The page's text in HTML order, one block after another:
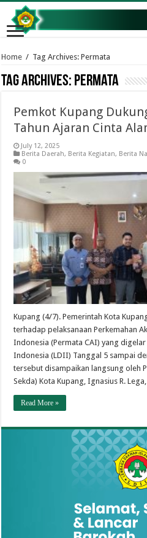
Home / Tag Archives: Permata
Tag Archives: Permata
Pemkot Kupang
Tahun Ajaran Cinta
July 12, 2025
Berita Daerah, Berita Kegiatan, Berita
0
Kupang (4/7). Pemerintah Kota
terhadap pelaksanaan Perkemahan
Indonesia (Permata CAI) yang
Indonesia (LDII) Tanggal 5 sampai
tersebut disampaikan langsung oleh
Sekda) Kota Kupang, Ignasius R. Lega,
Read More »